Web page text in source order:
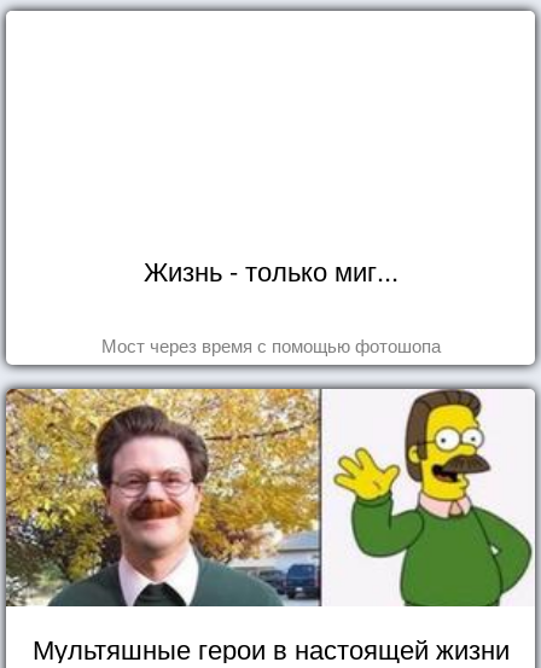
Жизнь - только миг...
Мост через время с помощью фотошопа
Мультяшные герои в настоящей жизни